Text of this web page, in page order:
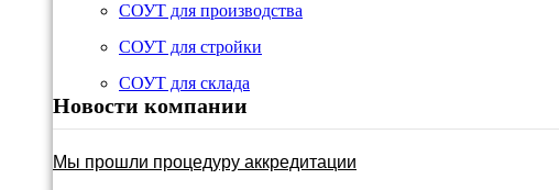
СОУТ для производства
СОУТ для стройки
СОУТ для склада
Новости компании
Мы прошли процедуру аккредитации